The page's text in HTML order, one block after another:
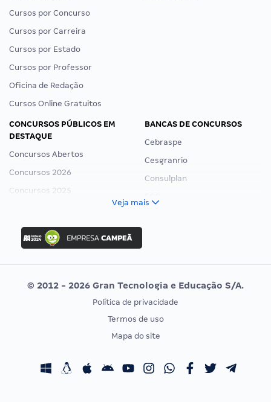
Cursos por Concurso
Cursos por Carreira
Cursos por Estado
Cursos por Professor
Oficina de Redação
Cursos Online Gratuitos
CONCURSOS PÚBLICOS EM
DESTAQUE
Concursos Abertos
Concursos 2026
Concursos 2025
Concurso Ibama
Concurso MPU
Editais publicados
BANCAS DE CONCURSOS
Cebraspe
Cesgranrio
Consulplan
Vunesp
CONCURSOS POR PROFISSÃO
Concursos Fiscais
EXAME DE ORDEM
Calendário OAB
Veja mais
© 2012 - 2026 Gran Tecnologia e Educação S/A.
Política de privacidade
Termos de uso
Mapa do site